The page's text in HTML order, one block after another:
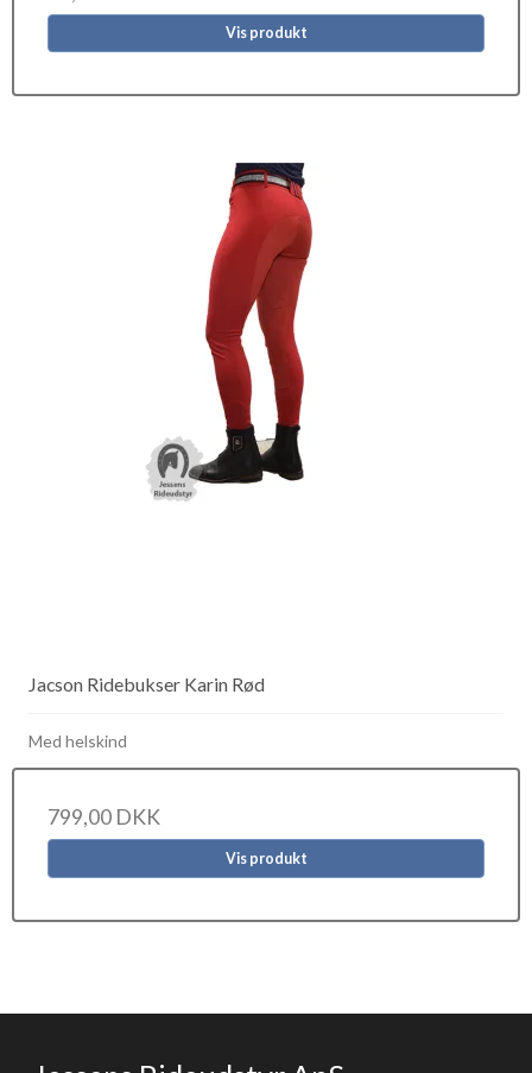
Vis produkt
Jacson Ridebukser Karin Rød
Med helskind
799,00 DKK
Vis produkt